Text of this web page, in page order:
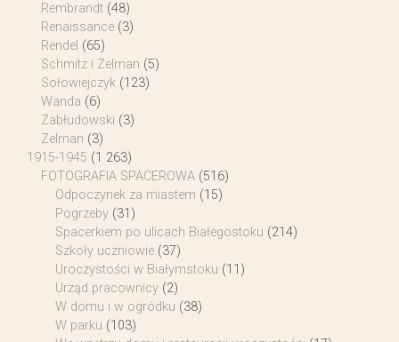
Rembrandt (48)
Renaissance (3)
Rendel (65)
Schmitz i Zelman (5)
Sołowiejczyk (123)
Wanda (6)
Zabłudowski (3)
Zelman (3)
1915-1945 (1 263)
FOTOGRAFIA SPACEROWA (516)
Odpoczynek za miastem (15)
Pogrzeby (31)
Spacerkiem po ulicach Białegostoku (214)
Szkoły uczniowie (37)
Uroczystości w Białymstoku (11)
Urząd pracownicy (2)
W domu i w ogródku (38)
W parku (103)